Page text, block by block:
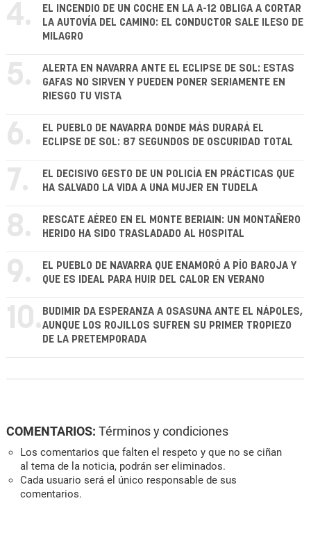
4.
EL INCENDIO DE UN COCHE EN LA A-12 OBLIGA A CORTAR
LA AUTOVÍA DEL CAMINO: EL CONDUCTOR SALE ILESO DE
MILAGRO
5.
ALERTA EN NAVARRA ANTE EL ECLIPSE DE SOL: ESTAS
GAFAS NO SIRVEN Y PUEDEN PONER SERIAMENTE EN
RIESGO TU VISTA
6.
EL PUEBLO DE NAVARRA DONDE MÁS DURARÁ EL
ECLIPSE DE SOL: 87 SEGUNDOS DE OSCURIDAD TOTAL
7.
EL DECISIVO GESTO DE UN POLICÍA EN PRÁCTICAS QUE
HA SALVADO LA VIDA A UNA MUJER EN TUDELA
8.
RESCATE AÉREO EN EL MONTE BERIAIN: UN MONTAÑERO
HERIDO HA SIDO TRASLADADO AL HOSPITAL
9.
EL PUEBLO DE NAVARRA QUE ENAMORÓ A PÍO BAROJA Y
QUE ES IDEAL PARA HUIR DEL CALOR EN VERANO
10. BUDIMIR DA ESPERANZA A OSASUNA ANTE EL NÁPOLES,
AUNQUE LOS ROJILLOS SUFREN SU PRIMER TROPIEZO
DE LA PRETEMPORADA
COMENTARIOS: Términos y condiciones
Los comentarios que falten el respeto y que no se ciñan
al tema de la noticia, podrán ser eliminados.
Cada usuario será el único responsable de sus
comentarios.